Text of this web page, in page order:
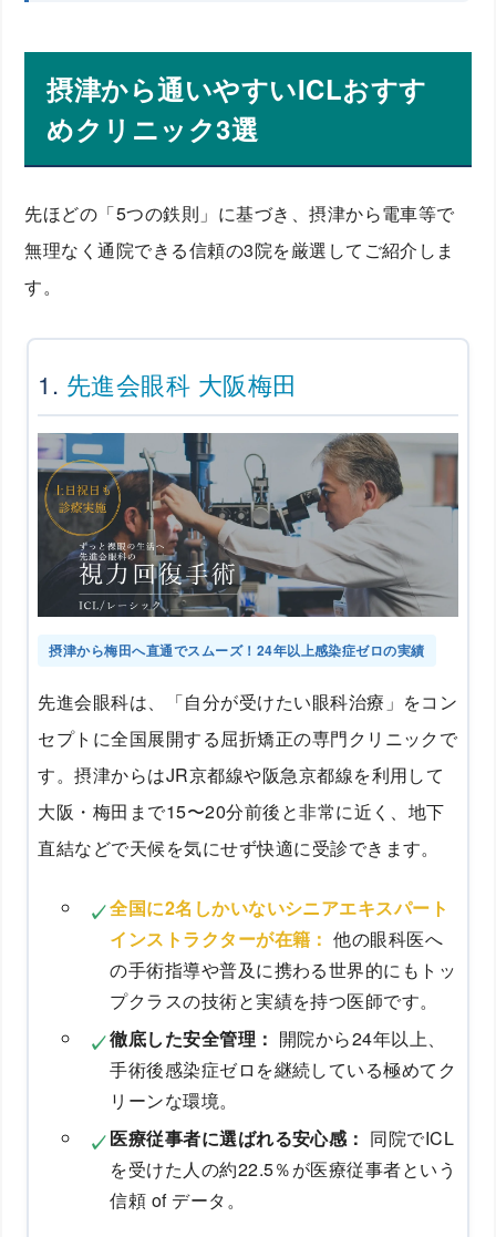
摂津から通いやすいICLおすす
めクリニック3選
先ほどの「5つの鉄則」に基づき、摂津から電車等で
無理なく通院できる信頼の3院を厳選してご紹介しま
す。
1. 先進会眼科 大阪梅田
摂津から梅田へ直通でスムーズ！24年以上感染症ゼロの実績
先進会眼科は、「自分が受けたい眼科治療」をコン
セプトに全国展開する屈折矯正の専門クリニックで
す。摂津からはJR京都線や阪急京都線を利用して
大阪・梅田まで15〜20分前後と非常に近く、地下
直結などで天候を気にせず快適に受診できます。
全国に2名しかいないシニアエキスパート
インストラクターが在籍： 他の眼科医へ
の手術指導や普及に携わる世界的にもトッ
プクラスの技術と実績を持つ医師です。
徹底した安全管理： 開院から24年以上、
手術後感染症ゼロを継続している極めてク
リーンな環境。
医療従事者に選ばれる安心感： 同院でICL
を受けた人の約22.5％が医療従事者という
信頼 of データ。